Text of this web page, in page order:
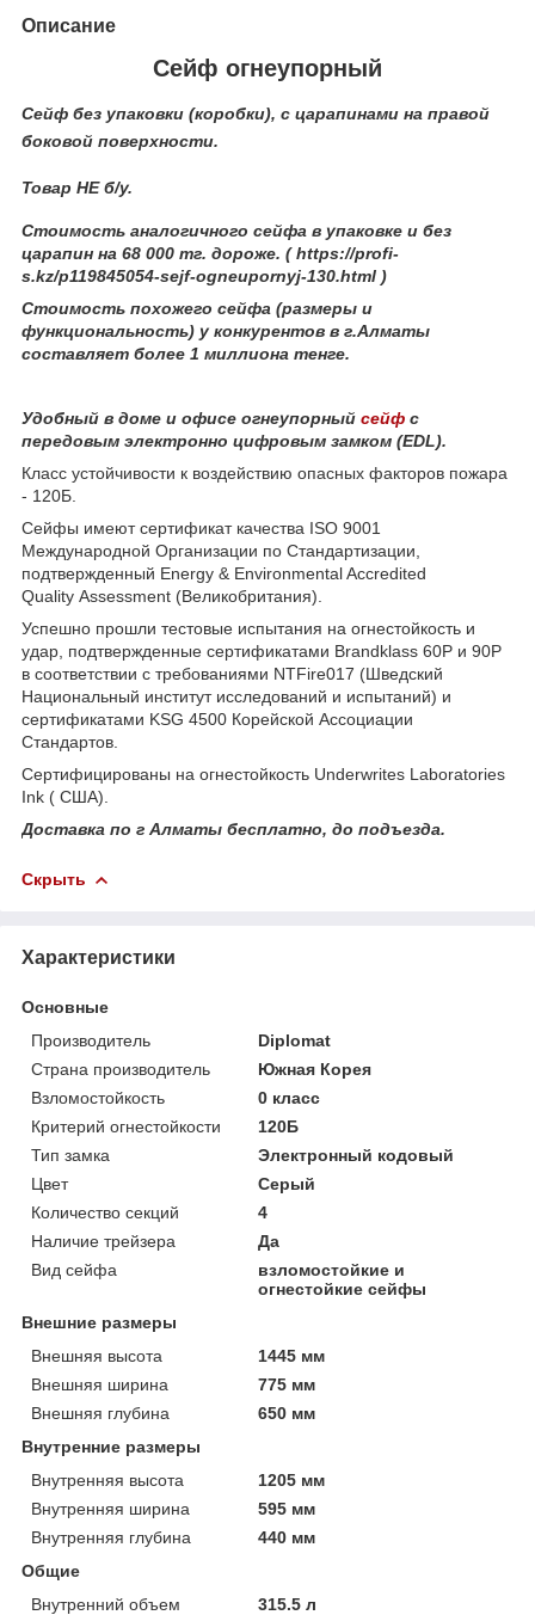
Описание
Сейф огнеупорный
Сейф без упаковки (коробки), с царапинами на правой
боковой поверхности.
Товар НЕ б/у.
Стоимость аналогичного сейфа в упаковке и без
царапин на 68 000 тг. дороже. ( https://profi-
s.kz/p119845054-sejf-ogneupornyj-130.html )
Стоимость похожего сейфа (размеры и
функциональность) у конкурентов в г.Алматы
составляет более 1 миллиона тенге.
Удобный в доме и офисе огнеупорный сейф с
передовым электронно цифровым замком (EDL).
Класс устойчивости к воздействию опасных факторов пожара
- 120Б.
Сейфы имеют сертификат качества ISO 9001
Международной Организации по Стандартизации,
подтвержденный Energy & Environmental Accredited
Quality Assessment (Великобритания).
Успешно прошли тестовые испытания на огнестойкость и
удар, подтвержденные сертификатами Brandklass 60P и 90P
в соответствии с требованиями NTFire017 (Шведский
Национальный институт исследований и испытаний) и
сертификатами KSG 4500 Корейской Ассоциации
Стандартов.
Сертифицированы на огнестойкость Underwrites Laboratories
Ink ( США).
Доставка по г Алматы бесплатно, до подъезда.
Скрыть
Характеристики
Основные
Производитель
Diplomat
Страна производитель
Южная Корея
Взломостойкость
0 класс
Критерий огнестойкости
120Б
Тип замка
Электронный кодовый
Цвет
Серый
Количество секций
4
Наличие трейзера
Да
Вид сейфа
взломостойкие и
огнестойкие сейфы
Внешние размеры
Внешняя высота
1445 мм
Внешняя ширина
775 мм
Внешняя глубина
650 мм
Внутренние размеры
Внутренняя высота
1205 мм
Внутренняя ширина
595 мм
Внутренняя глубина
440 мм
Общие
Внутренний объем
315.5 л